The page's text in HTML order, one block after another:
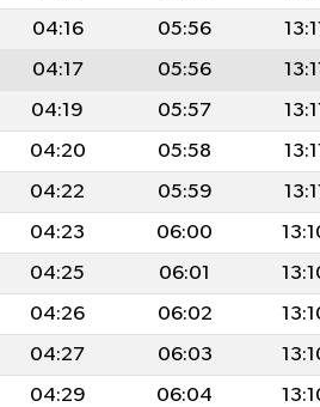
04:16 05:56 13:11
04:17 05:56 13:11
04:19 05:57 13:11
04:20 05:58 13:11
04:22 05:59 13:11
04:23 06:00
04:25 06:01
04:26 06:02
04:27 06:03
04:29 06:04